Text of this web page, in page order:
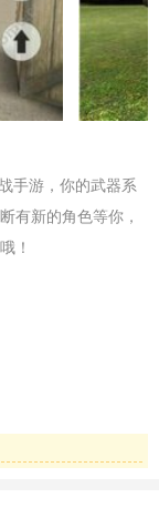
手游，你的武器系
有新的角色等你，
！